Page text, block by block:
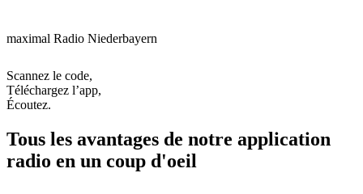
maximal Radio Niederbayern
Scannez le code,
Téléchargez l’app,
Écoutez.
Tous les avantages de notre application
radio en un coup d'oeil